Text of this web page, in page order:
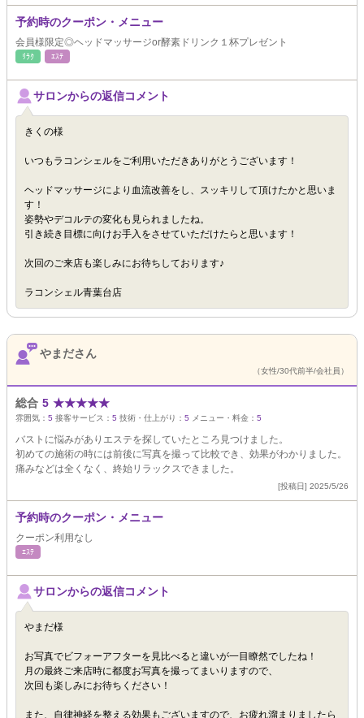
予約時のクーポン・メニュー
会員様限定◎ヘッドマッサージor酵素ドリンク１杯プレゼント
ﾘﾗｸ ｴｽﾃ
サロンからの返信コメント
きくの様
いつもラコンシェルをご利用いただきありがとうございます！
ヘッドマッサージにより血流改善をし、スッキリして頂けたかと思いま
す！
姿勢やデコルテの変化も見られましたね。
引き続き目標に向けお手入をさせていただけたらと思います！
次回のご来店も楽しみにお待ちしております♪
ラコンシェル青葉台店
やまださん
（女性/30代前半/会社員）
総合 5 ★★★★★
雰囲気： 5 接客サービス： 5 技術・仕上がり： 5 メニュー・料金： 5
バストに悩みがありエステを探していたところ見つけました。
初めての施術の時には前後に写真を撮って比較でき、効果がわかりました。
痛みなどは全くなく、終始リラックスできました。
[投稿日] 2025/5/26
予約時のクーポン・メニュー
クーポン利用なし
ｴｽﾃ
サロンからの返信コメント
やまだ様
お写真でビフォーアフターを見比べると違いが一目瞭然でしたね！
月の最終ご来店時に都度お写真を撮ってまいりますので、
次回も楽しみにお待ちください！
また、自律神経を整える効果もございますので、お疲れ溜まりましたら